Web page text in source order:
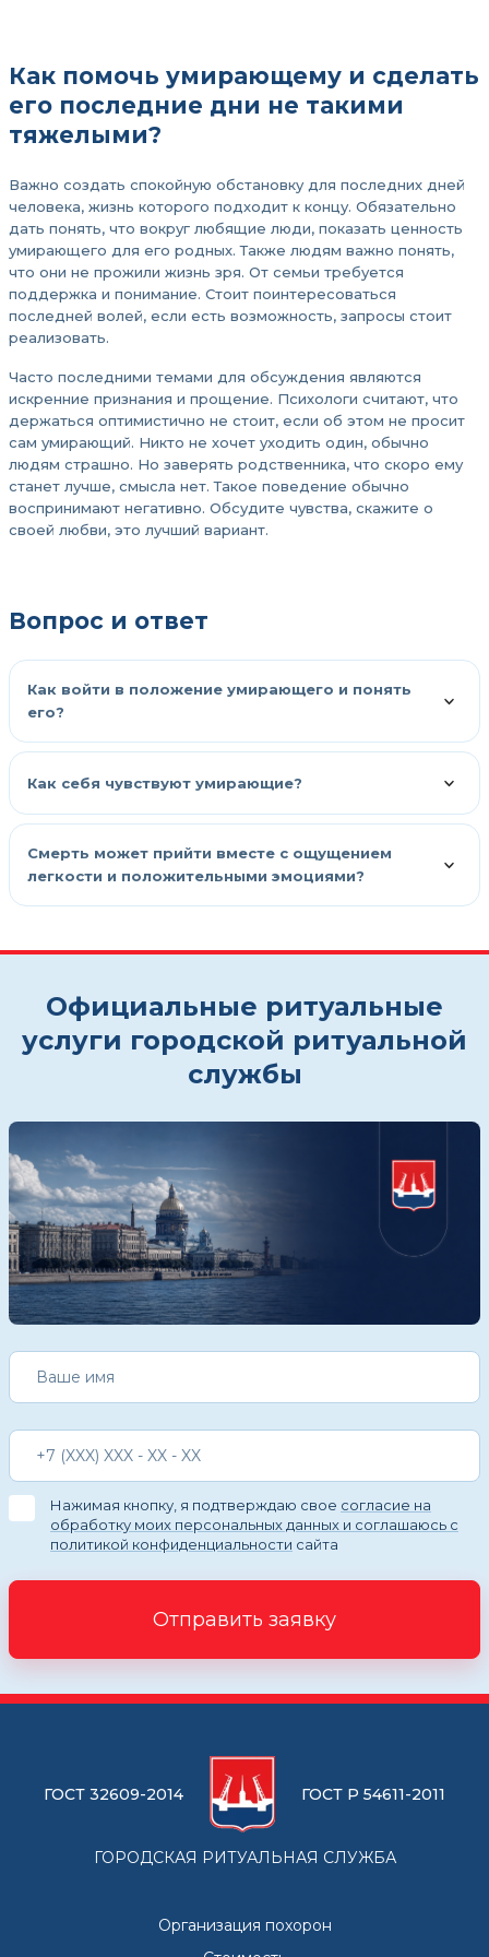
Как помочь умирающему и сделать
его последние дни не такими
тяжелыми?
Важно создать спокойную обстановку для последних дней
человека, жизнь которого подходит к концу. Обязательно
дать понять, что вокруг любящие люди, показать ценность
умирающего для его родных. Также людям важно понять,
что они не прожили жизнь зря. От семьи требуется
поддержка и понимание. Стоит поинтересоваться
последней волей, если есть возможность, запросы стоит
реализовать.
Часто последними темами для обсуждения являются
искренние признания и прощение. Психологи считают, что
держаться оптимистично не стоит, если об этом не просит
сам умирающий. Никто не хочет уходить один, обычно
людям страшно. Но заверять родственника, что скоро ему
станет лучше, смысла нет. Такое поведение обычно
воспринимают негативно. Обсудите чувства, скажите о
своей любви, это лучший вариант.
Вопрос и ответ
Как войти в положение умирающего и понять
его?
Как себя чувствуют умирающие?
Смерть может прийти вместе с ощущением
легкости и положительными эмоциями?
Официальные ритуальные
услуги городской ритуальной
службы
Нажимая кнопку, я подтверждаю свое согласие на
обработку моих персональных данных и соглашаюсь с
политикой конфиденциальности сайта
Отправить заявку
ГОСТ 32609-2014 ГОСТ Р 54611-2011
ГОРОДСКАЯ РИТУАЛЬНАЯ СЛУЖБА
Организация похорон